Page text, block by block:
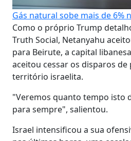
Gás natural sobe mais de 6%
Como o próprio Trump
Truth Social, Netanyahu
para Beirute, a capital
aceitou cessar os disparos
território israelita.
"Veremos quanto tempo isto
para sempre", salientou.
Israel intensificou a sua